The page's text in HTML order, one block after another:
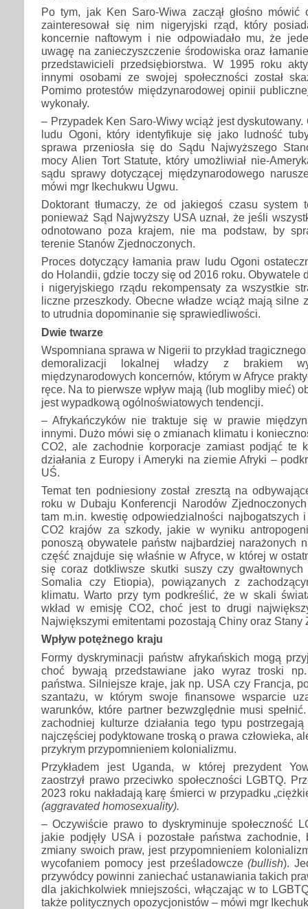
Po tym, jak Ken Saro-Wiwa zaczął głośno mówić
zainteresował się nim nigeryjski rząd, który
koncernie naftowym i nie odpowiadało mu, że
uwagę na zanieczyszczenie środowiska oraz
przedstawicieli przedsiębiorstwa. W 1995 roku
innymi osobami ze swojej społeczności został
Pomimo protestów międzynarodowej opinii
wykonały.
– Przypadek Ken Saro-Wiwy wciąż jest dyskutowany.
ludu Ogoni, który identyfikuje się jako ludność
sprawa przeniosła się do Sądu Najwyższego
mocy Alien Tort Statute, który umożliwiał nie-
sądu sprawy dotyczącej międzynarodowego
mówi mgr Ikechukwu Ugwu.
Doktorant tłumaczy, że od jakiegoś czasu system
ponieważ Sąd Najwyższy USA uznał, że jeśli
odnotowano poza krajem, nie ma podstaw, by
terenie Stanów Zjednoczonych.
Proces dotyczący łamania praw ludu Ogoni
do Holandii, gdzie toczy się od 2016 roku. Obywatele
i nigeryjskiego rządu rekompensaty za wszystkie
liczne przeszkody. Obecne władze wciąż mają silne
to utrudnia dopominanie się sprawiedliwości.
Dwie twarze
Wspomniana sprawa w Nigerii to przykład
demoralizacji lokalnej władzy z brakiem
międzynarodowych koncernów, którym w Afryce
ręce. Na to pierwsze wpływ mają (lub mogliby mieć)
jest wypadkową ogólnoświatowych tendencji.
– Afrykańczyków nie traktuje się w prawie
innymi. Dużo mówi się o zmianach klimatu i
CO2, ale zachodnie korporacje zamiast podjąć te
działania z Europy i Ameryki na ziemie Afryki –
UŚ.
Temat ten podniesiony został zresztą na
roku w Dubaju Konferencji Narodów
tam m.in. kwestię odpowiedzialności najbogatszych
CO2 krajów za szkody, jakie w wyniku
ponoszą obywatele państw najbardziej narażonych
część znajduje się właśnie w Afryce, w której w
się coraz dotkliwsze skutki suszy czy
Somalia czy Etiopia), powiązanych z
klimatu. Warto przy tym podkreślić, że w skali
wkład w emisję CO2, choć jest to drugi
Największymi emitentami pozostają Chiny oraz Stany
Wpływ potężnego kraju
Formy dyskryminacji państw afrykańskich mogą
choć bywają przedstawiane jako wyraz troski
państwa. Silniejsze kraje, jak np. USA czy Francja,
szantażu, w którym swoje finansowe wsparcie
warunków, które partner bezwzględnie musi
zachodniej kulturze działania tego typu
najczęściej podyktowane troską o prawa człowieka,
przykrym przypomnieniem kolonializmu.
Przykładem jest Uganda, w której prezydent
zaostrzył prawo przeciwko społeczności LGBTQ.
2023 roku nakładają karę śmierci w przypadku
(aggravated homosexuality).
– Oczywiście prawo to dyskryminuje społeczność
jakie podjęły USA i pozostałe państwa
zmiany swoich praw, jest przypomnieniem
wycofaniem pomocy jest prześladowcze(bullish).
przywódcy powinni zaniechać ustanawiania takich
dla jakichkolwiek mniejszości, włączając w to
także politycznych opozycjonistów – mówi mgr